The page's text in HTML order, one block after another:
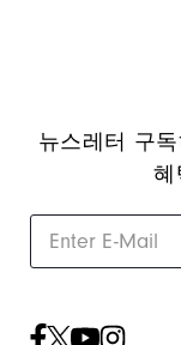
뉴스레터 구
혜